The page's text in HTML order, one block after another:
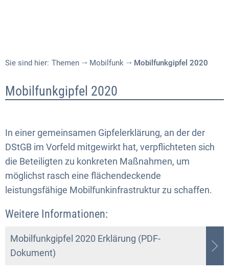
Sie sind hier: Themen Mobilfunk Mobilfunkgipfel 2020
Mobilfunkgipfel
Mobilfunkgipfel 2020
In einer gemeinsamen Gipfelerklärung, an der der
DStGB im Vorfeld mitgewirkt hat, verpflichteten sich
die Beteiligten zu konkreten Maßnahmen, um
möglichst rasch eine flächendeckende
leistungsfähige Mobilfunkinfrastruktur zu schaffen.
Weitere Informationen:
Mobilfunkgipfel 2020 Erklärung (PDF-
Dokument)